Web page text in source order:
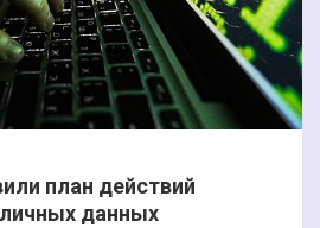
план действий
данных